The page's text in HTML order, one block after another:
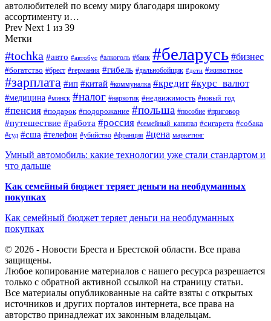
автолюбителей по всему миру благодаря широкому
ассортименту и…
Prev Next 1 из 39
Метки
#tochka #авто #автобус #алкоголь #банк #беларусь #бизнес
#богатство #брест #германия #гибель #дальнобойщик #дети #животное
#зарплата #ип #китай #коммуналка #кредит #курс_валют
#медицина #минск #налог #наркотик #недвижимость #новый_год
#пенсия #подарок #подорожание #польша #пособие #приговор
#путешествие #работа #россия #семейный_капитал #сигарета #собака
#суд #сша #телефон #убийство #франция #цена маркетинг
Умный автомобиль: какие технологии уже стали стандартом и
что дальше
Как семейный бюджет теряет деньги на необдуманных
покупках
Как семейный бюджет теряет деньги на необдуманных
покупках
© 2026 - Новости Бреста и Брестской области. Все права
защищены.
Любое копирование материалов с нашего ресурса разрешается
только с обратной активной ссылкой на страницу статьи.
Все материалы опубликованные на сайте взяты с открытых
источников и других порталов интернета, все права на
авторство принадлежат их законным владельцам.